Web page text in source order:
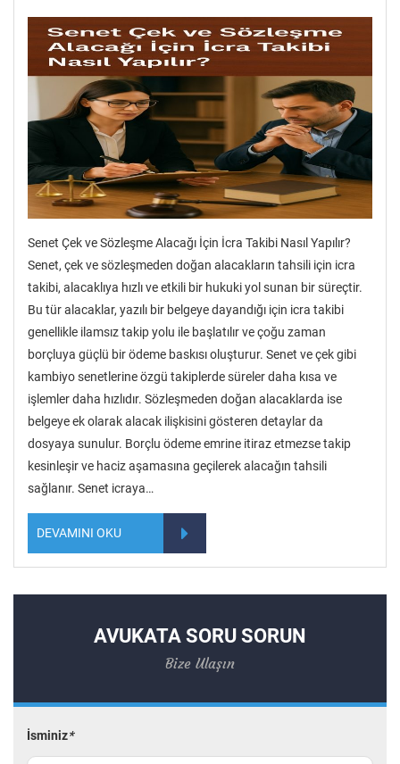
Senet Çek ve Sözleşme Alacağı İçin İcra Takibi Nasıl Yapılır?
Senet, çek ve sözleşmeden doğan alacakların tahsili için icra
takibi, alacaklıya hızlı ve etkili bir hukuki yol sunan bir süreçtir.
Bu tür alacaklar, yazılı bir belgeye dayandığı için icra takibi
genellikle ilamsız takip yolu ile başlatılır ve çoğu zaman
borçluya güçlü bir ödeme baskısı oluşturur. Senet ve çek gibi
kambiyo senetlerine özgü takiplerde süreler daha kısa ve
işlemler daha hızlıdır. Sözleşmeden doğan alacaklarda ise
belgeye ek olarak alacak ilişkisini gösteren detaylar da
dosyaya sunulur. Borçlu ödeme emrine itiraz etmezse takip
kesinleşir ve haciz aşamasına geçilerek alacağın tahsili
sağlanır. Senet icraya…
DEVAMINI OKU
AVUKATA SORU SORUN
Bize Ulaşın
İsminiz*